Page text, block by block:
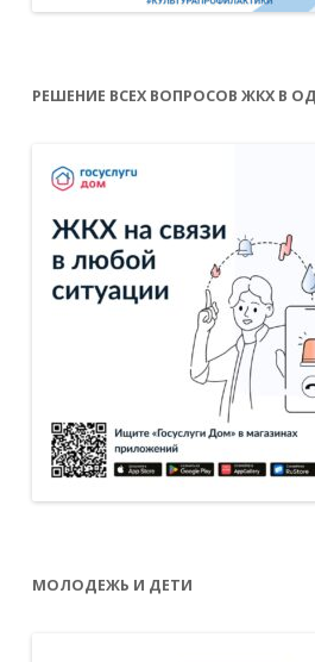
РЕШЕНИЕ ВСЕХ ВОПРОСОВ ЖКХ В
МОЛОДЕЖЬ И ДЕТИ